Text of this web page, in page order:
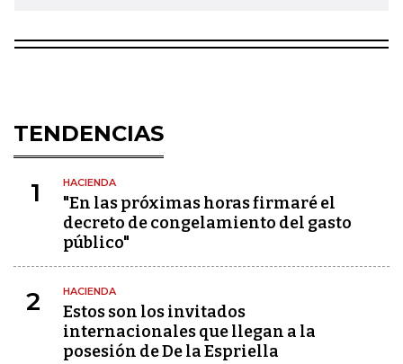
TENDENCIAS
1 HACIENDA
"En las próximas horas firmaré el
decreto de congelamiento del gasto
público"
2 HACIENDA
Estos son los invitados
internacionales que llegan a la
posesión de De la Espriella